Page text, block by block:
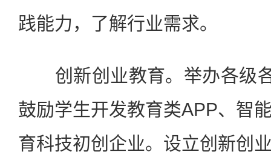
践能力，了解行业需求。
创新创业教育。举办各级各
鼓励学生开发教育类APP、智
育科技初创企业。设立创新创